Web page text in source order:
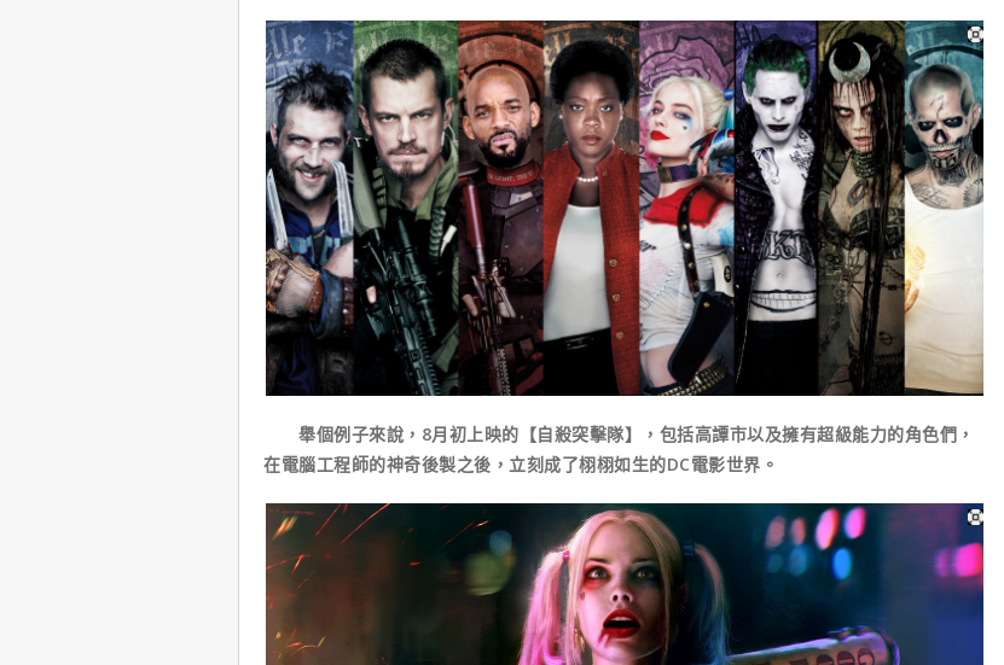
舉個例子來說，8月初上映的【自殺突擊隊】，包括高譚市以及擁有超級能力的角色們，
在電腦工程師的神奇後製之後，立刻成了栩栩如生的DC電影世界。